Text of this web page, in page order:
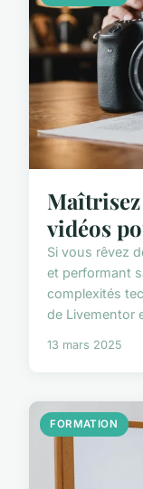
vidéos
Si vous rêvez
et performant
complexités
de Livementor
13 mars 2025
FORMATION